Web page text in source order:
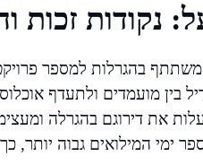
נקודות זכות
בהגרלות למספר
בין מועמדים ולתעדף
את דירוגם בהגרלה
המילואים גבוה יותר, כך